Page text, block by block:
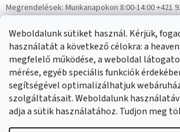
Weboldalunk sütiket használ. Kérjük,
használatát a következő célokra: a
megfelelő működése, a weboldal
mérése, egyéb speciális funkciók
segítségével optimalizálhatjuk
szolgáltatásait. Weboldalunk
adja a sütik használatához. Tudjon meg
Megrendelések:Munkanapokon 8:00-14:00 +421
FacebookHeavenShop.sk
Eredményeink